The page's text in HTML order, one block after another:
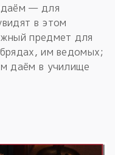
— для
в этом
предмет для
им ведомых;
даём в училище